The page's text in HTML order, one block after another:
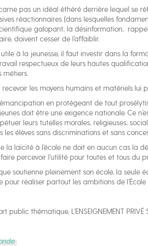
pas un idéal éthéré derrière lequel
réactionnaires (dans lesquelles
galopant, la désinformation,
doivent cesser de l’affaiblir.
à la jeunesse, il faut investir dans la
respectueux de leurs hautes
métiers.
recevoir les moyens humains et matériels
en protégeant de tout
doit être une exigence nationale. Ce
leurs tutelles morales, religieuses,
les élèves sans discriminations et sans
la laïcité à l’école ne doit en aucun cas la
faire percevoir l’utilité pour toutes et tous du
soutienne pleinement son école, la
réaliser partout les ambitions de
public thématique, L’ENSEIGNEMENT PRIVÉ